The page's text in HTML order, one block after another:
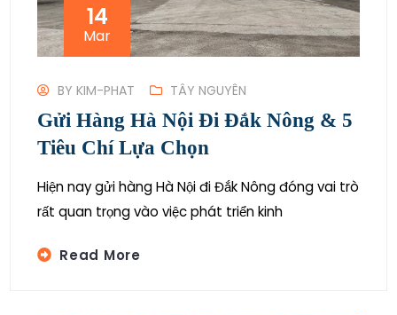
14
Mar
BYKIM-PHAT TÂY NGUYÊN
Gửi Hàng Hà Nội Đi Đắk Nông & 5
Tiêu Chí Lựa Chọn
Hiện nay gửi hàng Hà Nội đi Đắk Nông đóng vai trò
rất quan trọng vào việc phát triển kinh
Read More